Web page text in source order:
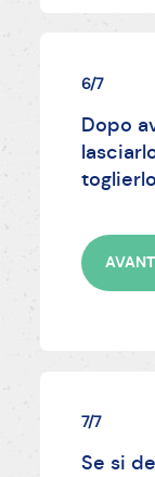
6/7
Dopo
7/7
Se si